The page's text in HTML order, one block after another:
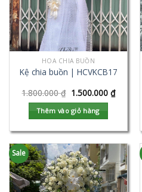
HOA CHIA BUỒN
Kệ chia buồn | HCVKCB17
1.800.000₫ 1.500.000 ₫
Thêm vào giỏ hàng
Sale